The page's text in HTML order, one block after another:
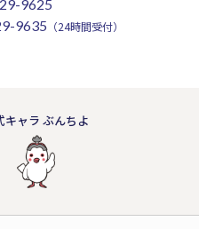
9625
9635 （24時間受付）
キャラ ぶんちよ